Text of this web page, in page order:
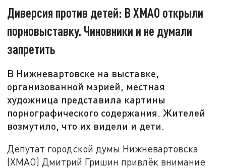
Диверсия против детей: В ХМАО открыли
порновыставку. Чиновники и не думали
запретить
В Нижневартовске на выставке,
организованной мэрией, местная
художница представила картины
порнографического содержания. Жителей
возмутило, что их видели и дети.
Депутат городской думы Нижневартовска
(ХМАО) Дмитрий Гришин привлёк внимание